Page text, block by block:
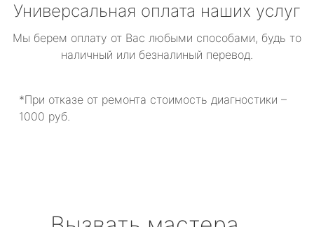
Универсальная оплата наших услуг
Мы берем оплату от Вас любыми способами, будь то
наличный или безналиный перевод.
*При отказе от ремонта стоимость диагностики –
1000 руб.